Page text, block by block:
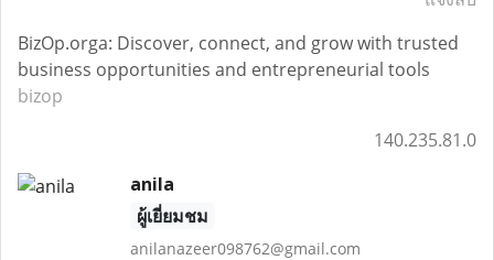
BizOp.orga: Discover, connect, and grow with trusted
business opportunities and entrepreneurial tools
bizop
140.235.81.0
anila
ผู้เยี่ยมชม
anilanazeer098762@gmail.com